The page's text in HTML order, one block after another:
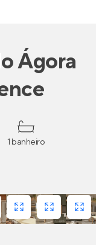
Ágora
1 banheiro